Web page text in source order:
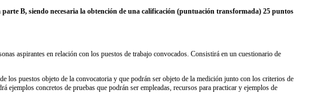
B, siendo necesaria la obtención de una calificación (puntuación transformada) 25 puntos
aspirantes en relación con los puestos de trabajo convocados. Consistirá en un cuestionario de
los puestos objeto de la convocatoria y que podrán ser objeto de la medición junto con los criterios de
concretos de pruebas que podrán ser empleadas, recursos para practicar y ejemplos de